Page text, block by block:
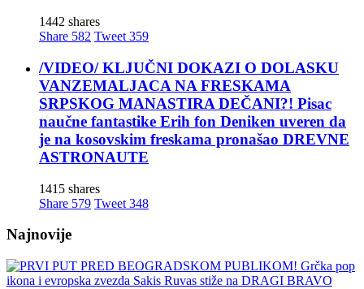
1442 shares
Share 582 Tweet 359
/VIDEO/ KLJUČNI DOKAZI O DOLASKU
VANZEMALJACA NA FRESKAMA
SRPSKOG MANASTIRA DEČANI?! Pisac
naučne fantastike Erih fon Deniken uveren da
je na kosovskim freskama pronašao DREVNE
ASTRONAUTE
1415 shares
Share 579 Tweet 348
Najnovije